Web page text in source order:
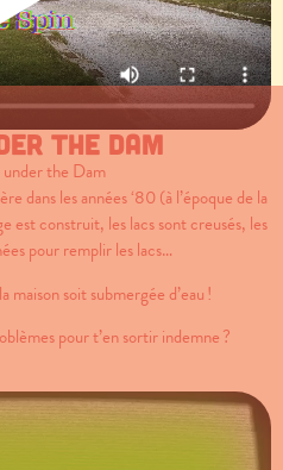
the dam
the Dam
dans les années ‘80 (à l’époque de la
est construit, les lacs sont creusés, les
pour remplir les lacs…
maison soit submergée d’eau !
pour t’en sortir indemne ?